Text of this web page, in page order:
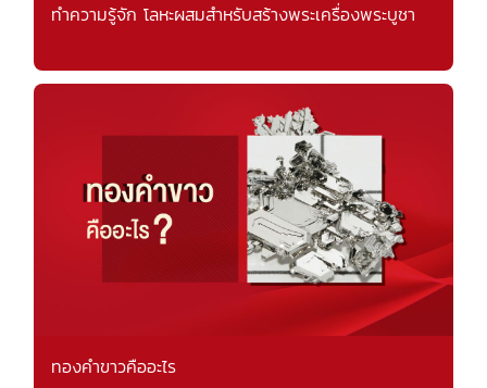
ทำความรู้จัก โลหะผสมสำหรับสร้างพระเครื่องพระบูชา
ทองคำขาวคืออะไร